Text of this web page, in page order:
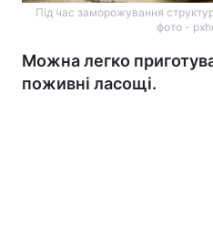
Під час заморожування
фото -
Можна легко
поживні ласощі.